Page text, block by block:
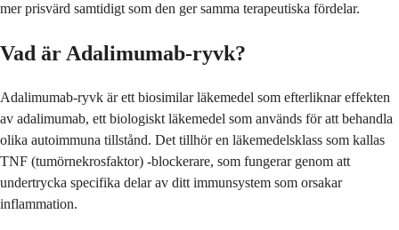
mer prisvärd samtidigt som den ger samma terapeutiska fördelar.
Vad är Adalimumab-ryvk?
Adalimumab-ryvk är ett biosimilar läkemedel som efterliknar effekten
av adalimumab, ett biologiskt läkemedel som används för att behandla
olika autoimmuna tillstånd. Det tillhör en läkemedelsklass som kallas
TNF (tumörnekrosfaktor) -blockerare, som fungerar genom att
undertrycka specifika delar av ditt immunsystem som orsakar
inflammation.